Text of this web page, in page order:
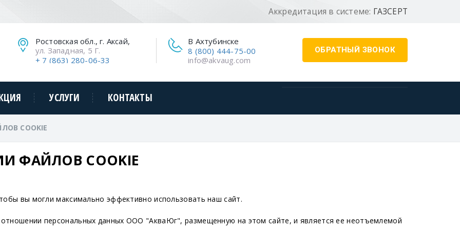
Аккредитация в системе: ГАЗСЕРТ
ОБРАТНЫЙ ЗВОНОК
В Ахтубинске
8 (800) 444-75-00
info@akvaug.com
Ростовская обл., г. Аксай,
ул. Западная, 5 Г.
+ 7 (863) 280-06-33
УСЛУГИ КОНТАКТЫ
COOKIE
ФАЙЛОВ COOKIE
вы могли максимально эффективно использовать наш сайт.
персональных данных ООО "АкваЮг", размещенную на этом сайте, и является ее неотъемлемой